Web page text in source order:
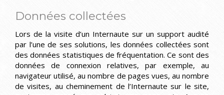
Données collectées
Lors de la visite d’un Internaute sur un support audité
par l’une de ses solutions, les données collectées sont
des données statistiques de fréquentation. Ce sont des
données de connexion relatives, par exemple, au
navigateur utilisé, au nombre de pages vues, au nombre
de visites, au cheminement de l’Internaute sur le site,